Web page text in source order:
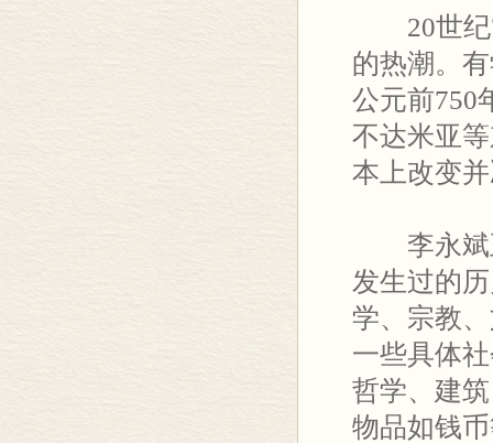
20世
的热潮。
公元前750
不达米亚
本上改变
李永
发生过的
学、宗教
一些具体
哲学、建
物品如钱